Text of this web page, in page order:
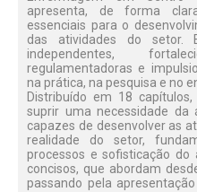
apresenta, de forma
essenciais para o
das atividades do setor.
independentes,
regulamentadoras e
na prática, na pesquisa e no
Distribuído em 18
suprir uma necessidade da
capazes de desenvolver as
realidade do setor,
processos e sofisticação do
concisos, que abordam
passando pela